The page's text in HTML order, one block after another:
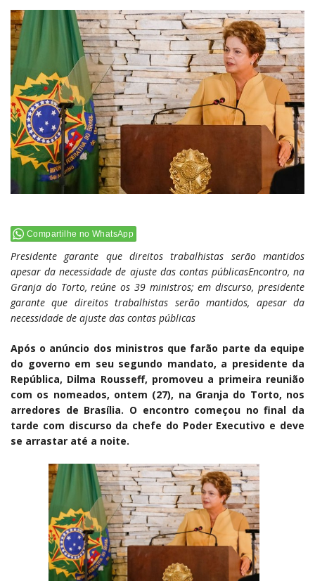
Compartilhe no WhatsApp
Presidente garante que direitos trabalhistas serão mantidos
apesar da necessidade de ajuste das contas públicasEncontro, na
Granja do Torto, reúne os 39 ministros; em discurso, presidente
garante que direitos trabalhistas serão mantidos, apesar da
necessidade de ajuste das contas públicas
Após o anúncio dos ministros que farão parte da equipe
do governo em seu segundo mandato, a presidente da
República, Dilma Rousseff, promoveu a primeira reunião
com os nomeados, ontem (27), na Granja do Torto, nos
arredores de Brasília. O encontro começou no final da
tarde com discurso da chefe do Poder Executivo e deve
se arrastar até a noite.